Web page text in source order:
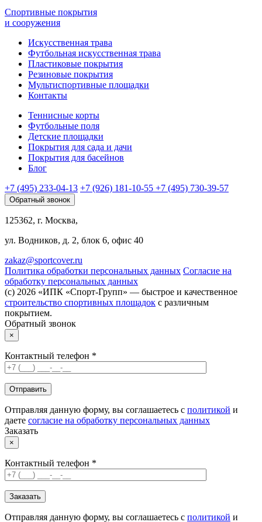
Спортивные покрытия
и сооружения
Искусственная трава
Футбольная искусственная трава
Пластиковые покрытия
Резиновые покрытия
Мультиспортивные площадки
Контакты
Теннисные корты
Футбольные поля
Детские площадки
Покрытия для сада и дачи
Покрытия для басейнов
Блог
+7 (495) 233-04-13 +7 (926) 181-10-55 +7 (495) 730-39-57
Обратный звонок
125362, г. Москва,
ул. Водников, д. 2, блок 6, офис 40
zakaz@sportcover.ru
Политика обработки персональных данных Согласие на
обработку персональных данных
(c) 2026 «ИПК «Спорт-Групп» — быстрое и качественное
строительство спортивных площадок с различным
покрытием.
Обратный звонок
×
Контактный телефон *
Отправляя данную форму, вы соглашаетесь с политикой и
даете согласие на обработку персональных данных
Заказать
×
Контактный телефон *
Отправляя данную форму, вы соглашаетесь с политикой и